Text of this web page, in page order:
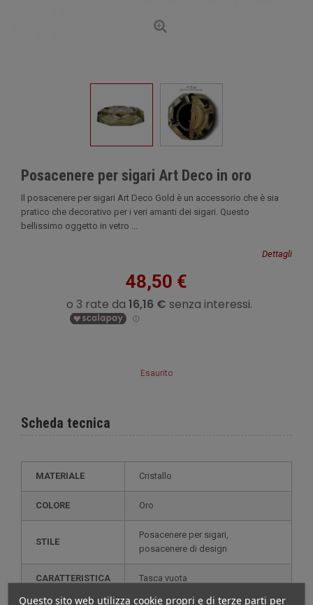
Questo sito web utilizza cookie propri e di terze parti per
Posacenere per sigari Art Deco in oro
Il posacenere per sigari Art Deco Gold è un accessorio che è sia
pratico che decorativo per i veri amanti dei sigari. Questo
bellissimo oggetto in vetro ...
Dettagli
48,50 €
Esaurito
Scheda tecnica
MATERIALE Cristallo
COLORE Oro
STILE
posacenere per sigari,
posacenere di design
CARATTERISTICA tasca vuota